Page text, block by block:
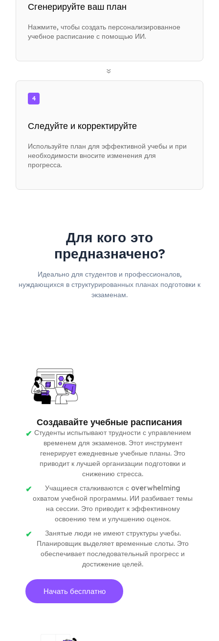
Сгенерируйте ваш план
Нажмите, чтобы создать персонализированное
учебное расписание с помощью ИИ.
»
4
Следуйте и корректируйте
Используйте план для эффективной учебы и при
необходимости вносите изменения для
прогресса.
Для кого это
предназначено?
Идеально для студентов и профессионалов,
нуждающихся в структурированных планах подготовки к
экзаменам.
Создавайте учебные расписания
Студенты испытывают трудности с управлением
временем для экзаменов. Этот инструмент
генерирует ежедневные учебные планы. Это
приводит к лучшей организации подготовки и
снижению стресса.
Учащиеся сталкиваются с overwhelming
охватом учебной программы. ИИ разбивает темы
на сессии. Это приводит к эффективному
освоению тем и улучшению оценок.
Занятые люди не имеют структуры учебы.
Планировщик выделяет временные слоты. Это
обеспечивает последовательный прогресс и
достижение целей.
Начать бесплатно